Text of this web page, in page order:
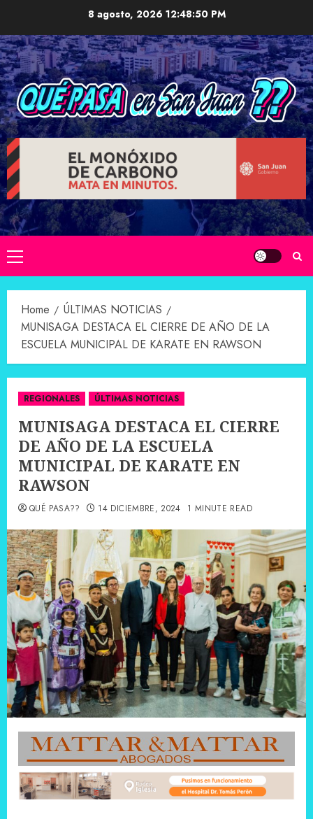
content
8 agosto, 202612:48:51 PM
Primary
Menu
Home
ÚLTIMAS NOTICIAS
MUNISAGA DESTACA EL CIERRE DE AÑO DE LA
ESCUELA MUNICIPAL DE KARATE EN RAWSON
REGIONALES ÚLTIMAS NOTICIAS
MUNISAGA DESTACA EL CIERRE
DE AÑO DE LA ESCUELA
MUNICIPAL DE KARATE EN
RAWSON
QUÉ PASA?? 14 DICIEMBRE, 2024 1 MINUTE READ